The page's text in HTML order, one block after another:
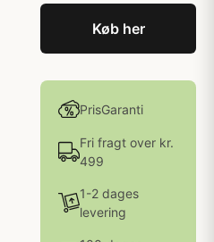
Køb her
PrisGaranti
Fri fragt over kr.
499
1-2 dages
levering